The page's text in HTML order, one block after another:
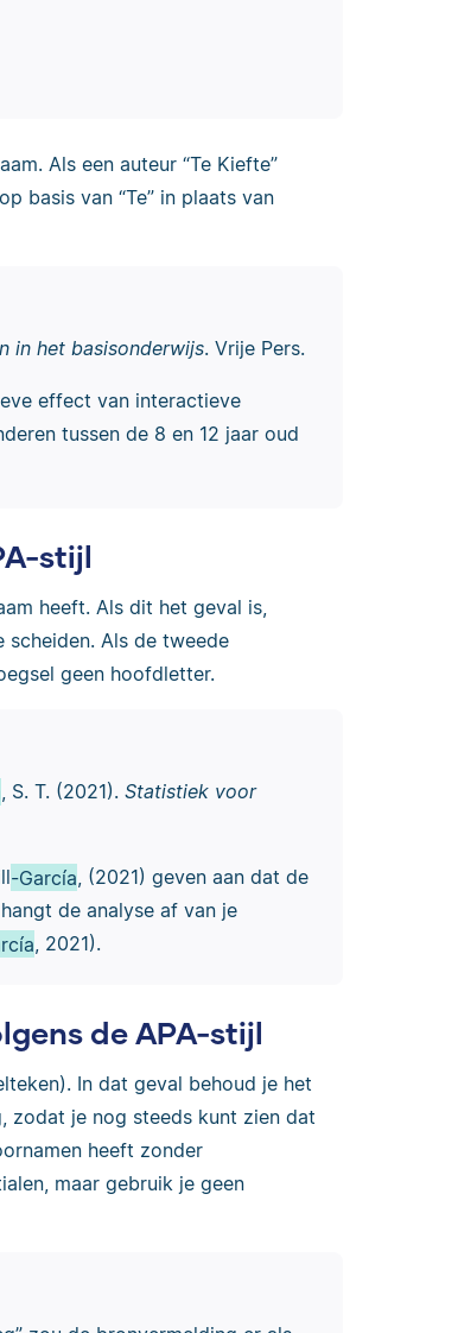
Als een auteur “Te Kiefte”
basis van “Te” in plaats van
in het basisonderwijs. Vrije Pers.
effect van interactieve
tussen de 8 en 12 jaar oud
stijl
heeft. Als dit het geval is,
scheiden. Als de tweede
geen hoofdletter.
, S. T. (2021). Statistiek voor
-García, (2021) geven aan dat de
de analyse af van je
, 2021).
de APA-stijl
In dat geval behoud je het
zodat je nog steeds kunt zien dat
heeft zonder
maar gebruik je geen